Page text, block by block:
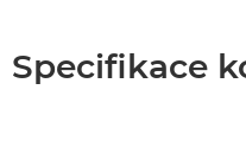
Specifikace